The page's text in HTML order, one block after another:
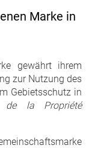
Marke in
gewährt ihrem
zur Nutzung des
Gebietsschutz in
de la Propriété